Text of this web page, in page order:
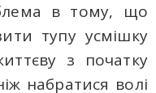
в тому, що
тупу усмішку
з початку
набратися волі